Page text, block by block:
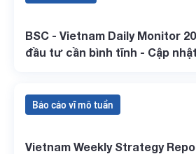
BSC - Vietnam Daily Monitor
đầu tư cần bình tĩnh - Cập
Báo cáo vĩ mô tuần
Vietnam Weekly Strategy